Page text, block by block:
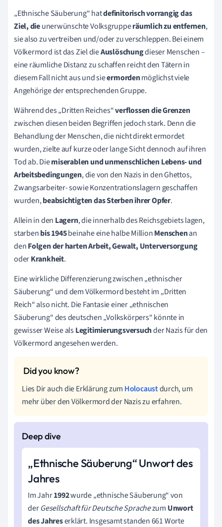
„Ethnische Säuberung“ hatdefinitorisch vorrangig das
Ziel, dieunerwünschte Volksgrupperäumlich zu entfernen,
sie also zu vertreiben und/oder zu verschleppen. Bei einem
Völkermord ist das Ziel dieAuslöschungdieser Menschen –
eine räumliche Distanz zu schaffen reicht den Tätern in
diesem Fall nicht aus und sieermordenmöglichst viele
Angehörige der entsprechenden Gruppe.
Während des „Dritten Reiches“verflossen die Grenzen
zwischen diesen beiden Begriffen jedoch stark. Denn die
Behandlung der Menschen, die nicht direkt ermordet
wurden, zielte auf kurze oder lange Sicht dennoch auf ihren
Tod ab. Diemiserablen und unmenschlichen Lebens- und
Arbeitsbedingungen, die von den Nazis in den Ghettos,
Zwangsarbeiter- sowie Konzentrationslagern geschaffen
wurden,beabsichtigten das Sterben ihrer Opfer.
Allein in den Lagern, die innerhalb des Reichsgebiets lagen,
starbenbis 1945beinahe eine halbe MillionMenschenan
denFolgen derharten Arbeit, Gewalt, Unterversorgung
oderKrankheit.
Eine wirkliche Differenzierung zwischen „ethnischer
Säuberung“ und dem Völkermord besteht im „Dritten
Reich“ also nicht. Die Fantasie einer „ethnischen
Säuberung“ des deutschen „Volkskörpers“ könnte in
gewisser Weise alsLegitimierungsversuchder Nazis für den
Völkermord angesehen werden.
Lies Dir auch die Erklärung zum Holocaustdurch, um
mehr über den Völkermord der Nazis zu erfahren.
„Ethnische Säuberung“ Unwort des
Jahres
Im Jahr1992wurde „ethnische Säuberung“ von
derGesellschaft für Deutsche Sprachezum Unwort
des Jahreserklärt. Insgesamt standen 661 Worte